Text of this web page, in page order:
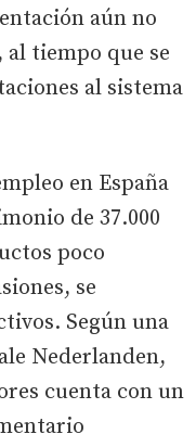
aún no
tiempo que se
al sistema
en España
de 37.000
poco
se
Según una
Nederlanden,
cuenta con un